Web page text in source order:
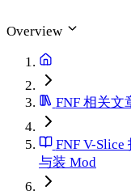
Overview
FNF 相关文
FNF V-
与装 Mod